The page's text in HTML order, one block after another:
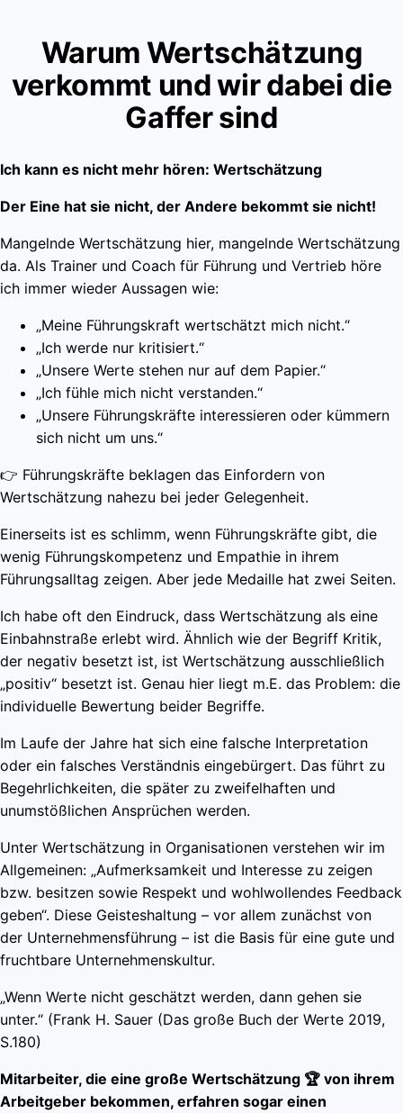
Warum Wertschätzung
verkommt und wir dabei die
Gaffer sind
Ich kann es nicht mehr hören: Wertschätzung
Der Eine hat sie nicht, der Andere bekommt sie nicht!
Mangelnde Wertschätzung hier, mangelnde Wertschätzung
da. Als Trainer und Coach für Führung und Vertrieb höre
ich immer wieder Aussagen wie:
„Meine Führungskraft wertschätzt mich nicht.“
„Ich werde nur kritisiert.“
„Unsere Werte stehen nur auf dem Papier.“
„Ich fühle mich nicht verstanden.“
„Unsere Führungskräfte interessieren oder kümmern
sich nicht um uns.“
👉 Führungskräfte beklagen das Einfordern von
Wertschätzung nahezu bei jeder Gelegenheit.
Einerseits ist es schlimm, wenn Führungskräfte gibt, die
wenig Führungskompetenz und Empathie in ihrem
Führungsalltag zeigen. Aber jede Medaille hat zwei Seiten.
Ich habe oft den Eindruck, dass Wertschätzung als eine
Einbahnstraße erlebt wird. Ähnlich wie der Begriff Kritik,
der negativ besetzt ist, ist Wertschätzung ausschließlich
„positiv“ besetzt ist. Genau hier liegt m.E. das Problem: die
individuelle Bewertung beider Begriffe.
Im Laufe der Jahre hat sich eine falsche Interpretation
oder ein falsches Verständnis eingebürgert. Das führt zu
Begehrlichkeiten, die später zu zweifelhaften und
unumstößlichen Ansprüchen werden.
Unter Wertschätzung in Organisationen verstehen wir im
Allgemeinen: „Aufmerksamkeit und Interesse zu zeigen
bzw. besitzen sowie Respekt und wohlwollendes Feedback
geben“. Diese Geisteshaltung – vor allem zunächst von
der Unternehmensführung – ist die Basis für eine gute und
fruchtbare Unternehmenskultur.
„Wenn Werte nicht geschätzt werden, dann gehen sie
unter.“ (Frank H. Sauer (Das große Buch der Werte 2019,
S.180)
Mitarbeiter, die eine große Wertschätzung 🏆 von ihrem
Arbeitgeber bekommen, erfahren sogar einen